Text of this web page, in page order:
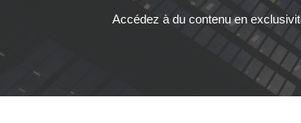
Accédez à du contenu en